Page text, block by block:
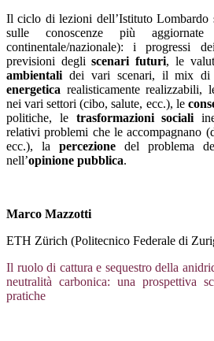
Il ciclo di lezioni dell’Istituto
sulle conoscenze più
continentale/nazionale): i progressi
previsioni degliscenari futuri, le
ambientali dei vari scenari, il mix di
energetica realisticamente realizzabili,
nei vari settori (cibo, salute, ecc.), le
politiche, le trasformazioni sociali
relativi problemi che le accompagnano
ecc.), la percezione del problema
nell’opinione pubblica.
Marco Mazzotti
ETH Zürich (Politecnico Federale di
Il ruolo di cattura e sequestro della
neutralità carbonica: una prospettiva
pratiche